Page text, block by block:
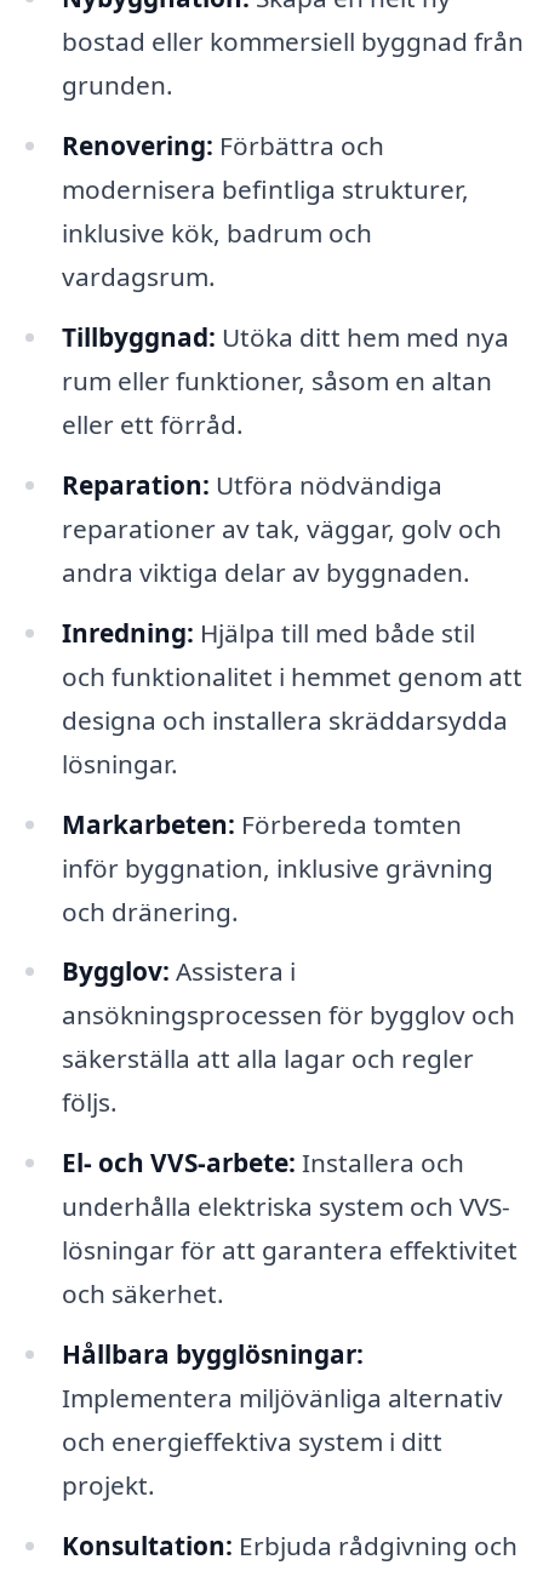
bostad eller kommersiell byggnad från
grunden.
Renovering: Förbättra och
modernisera befintliga strukturer,
inklusive kök, badrum och
vardagsrum.
Tillbyggnad: Utöka ditt hem med nya
rum eller funktioner, såsom en altan
eller ett förråd.
Reparation: Utföra nödvändiga
reparationer av tak, väggar, golv och
andra viktiga delar av byggnaden.
Inredning: Hjälpa till med både stil
och funktionalitet i hemmet genom att
designa och installera skräddarsydda
lösningar.
Markarbeten: Förbereda tomten
inför byggnation, inklusive grävning
och dränering.
Bygglov: Assistera i
ansökningsprocessen för bygglov och
säkerställa att alla lagar och regler
följs.
El- och VVS-arbete: Installera och
underhålla elektriska system och VVS-
lösningar för att garantera effektivitet
och säkerhet.
Hållbara bygglösningar:
Implementera miljövänliga alternativ
och energieffektiva system i ditt
projekt.
Konsultation: Erbjuda rådgivning och